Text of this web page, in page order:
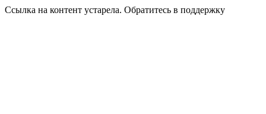
Ссылка на контент устарела. Обратитесь в поддержку